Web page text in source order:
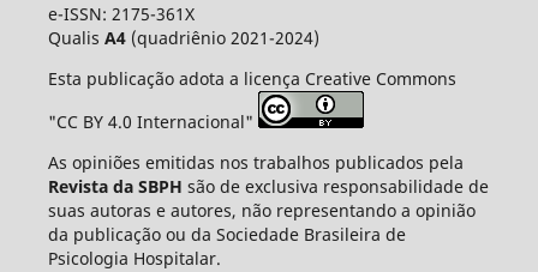
e-ISSN: 2175-361X
Qualis A4(quadriênio 2021-2024)
Esta publicação adota a licença Creative Commons
"CC BY 4.0 Internacional"
As opiniões emitidas nos trabalhos publicados pela
Revista da SBPH são de exclusiva responsabilidade de
suas autoras e autores, não representando a opinião
da publicação ou da Sociedade Brasileira de
Psicologia Hospitalar.